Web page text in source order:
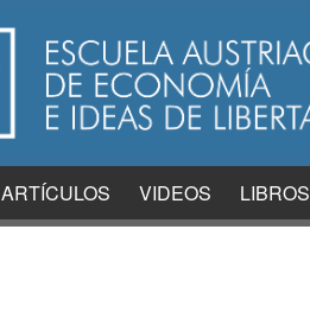
ARTÍCULOS VIDEOS LIBROS